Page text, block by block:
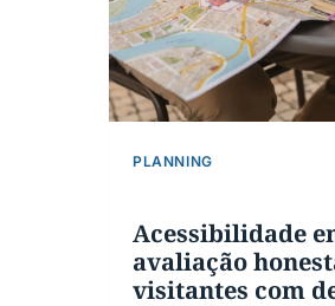
PLANNING
Acessibilidade
avaliação
visitantes com